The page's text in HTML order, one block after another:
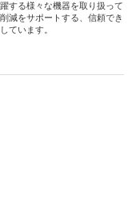
する様々な機器を取り扱って
減をサポートする、信頼でき
ています。